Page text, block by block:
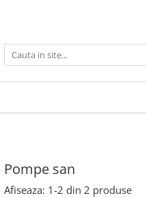
Pompe san
Afiseaza: 1-2 din 2 produse